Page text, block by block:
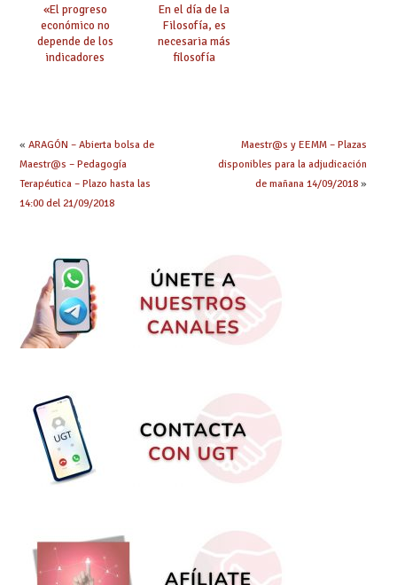
«El progreso
económico no
depende de los
indicadores
En el día de la
Filosofía, es
necesaria más
filosofía
« ARAGÓN – Abierta bolsa de
Maestr@s – Pedagogía
Terapéutica – Plazo hasta las
14:00 del 21/09/2018
Maestr@s y EEMM – Plazas
disponibles para la adjudicación
de mañana 14/09/2018»